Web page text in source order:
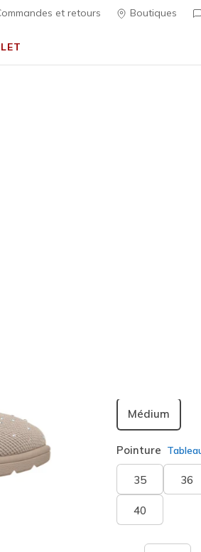
et retours Boutiques
Médium
Pointure
35 36
40